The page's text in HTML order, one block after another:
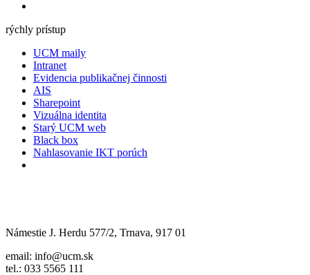
rýchly prístup
UCM maily
Intranet
Evidencia publikačnej činnosti
AIS
Sharepoint
Vizuálna identita
Starý UCM web
Black box
Nahlasovanie IKT porúch
Námestie J. Herdu 577/2, Trnava, 917 01
email: info@ucm.sk
tel.: 033 5565 111